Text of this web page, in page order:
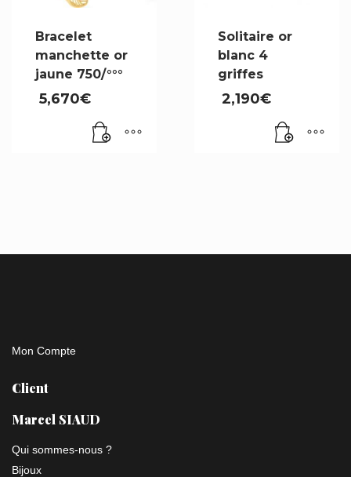
Bracelet
manchette or
jaune 750/°°°
5,670€
Solitaire or
blanc 4
griffes
2,190€
Mon Compte
Client
Marcel SIAUD
Qui sommes-nous ?
Bijoux